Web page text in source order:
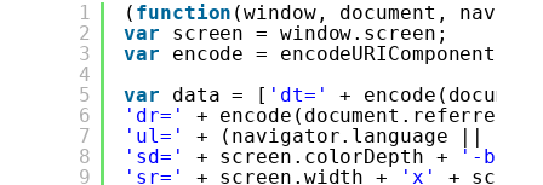
1
2
3
4
5
6
7
8
9
( function (window, document,
var
screen = window.screen;
var
encode = encodeURIComponent;
var
data = [ 'dt='
+
'dr='
+ encode(document.referrer),
'ul='
+ (navigator.language ||
'sd='
+ screen.colorDepth + '-bit'
'sr='
+ screen.width + 'x'
+